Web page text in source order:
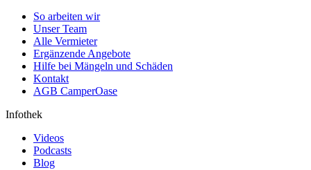
So arbeiten wir
Unser Team
Alle Vermieter
Ergänzende Angebote
Hilfe bei Mängeln und Schäden
Kontakt
AGB CamperOase
Infothek
Videos
Podcasts
Blog